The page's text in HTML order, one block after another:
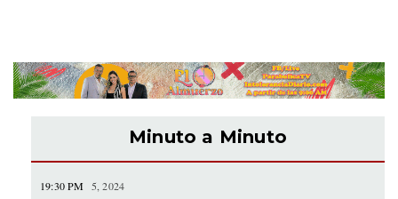
Minuto a Minuto
19:30 PM 5, 2024